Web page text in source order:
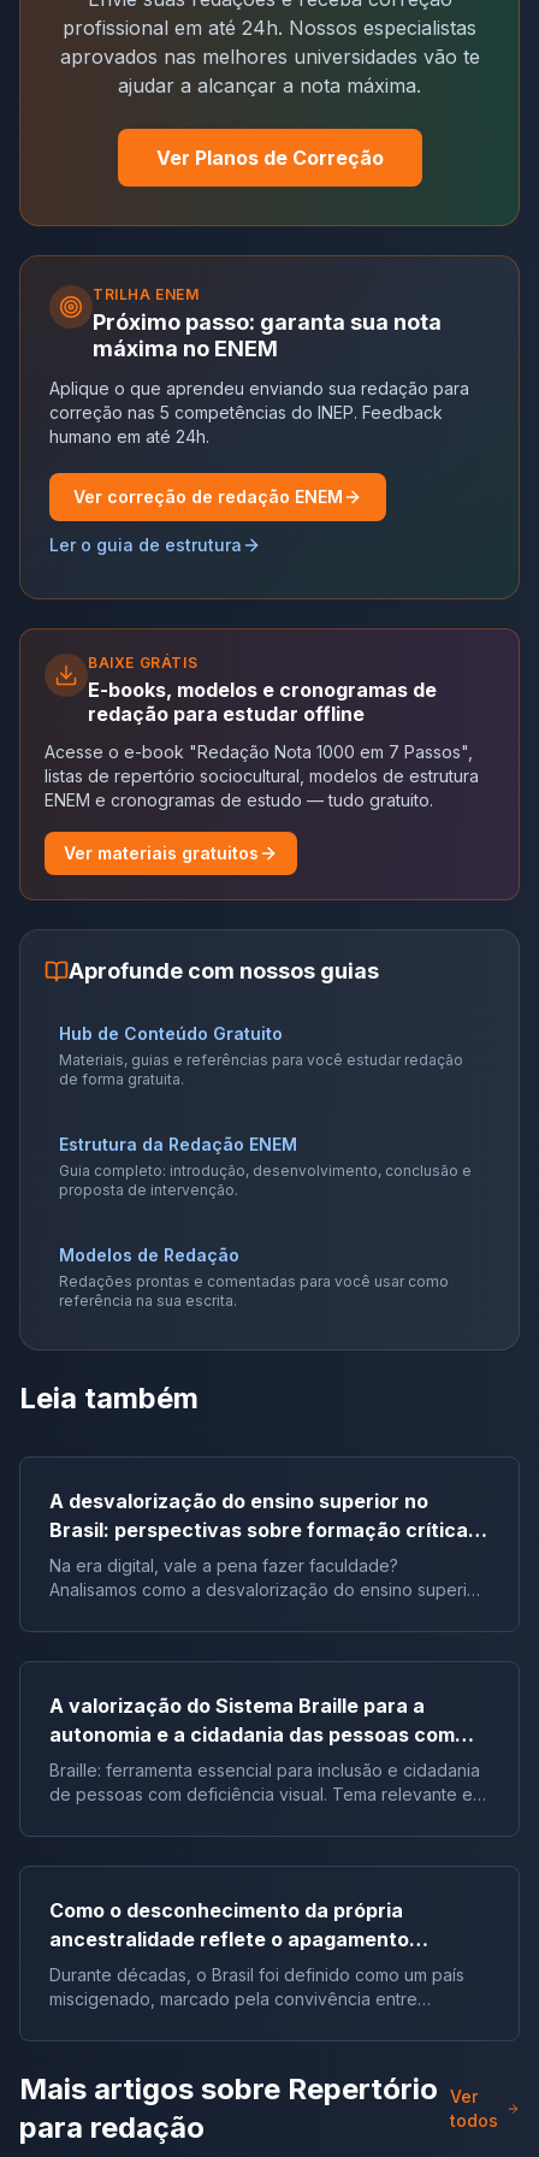
profissional em até 24h. Nossos especialistas
aprovados nas melhores universidades vão te
ajudar a alcançar a nota máxima.
Ver Planos de Correção
TRILHA ENEM
Próximo passo: garanta sua nota
máxima no ENEM
Aplique o que aprendeu enviando sua redação para
correção nas 5 competências do INEP. Feedback
humano em até 24h.
Ver correção de redação ENEM
Ler o guia de estrutura
BAIXE GRÁTIS
E-books, modelos e cronogramas de
redação para estudar offline
Acesse o e-book "Redação Nota 1000 em 7 Passos",
listas de repertório sociocultural, modelos de estrutura
ENEM e cronogramas de estudo — tudo gratuito.
Ver materiais gratuitos
Aprofunde com nossos guias
Hub de Conteúdo Gratuito
Materiais, guias e referências para você estudar redação
de forma gratuita.
Estrutura da Redação ENEM
Guia completo: introdução, desenvolvimento, conclusão e
proposta de intervenção.
Modelos de Redação
Redações prontas e comentadas para você usar como
referência na sua escrita.
Leia também
A desvalorização do ensino superior no
Brasil: perspectivas sobre formação crítica e
influência digital |Tema de redação
Na era digital, vale a pena fazer faculdade?
Analisamos como a desvalorização do ensino superior
Brasil.
A valorização do Sistema Braille para a
autonomia e a cidadania das pessoas com
deficiência visual no Brasil |Tema de redação
Braille: ferramenta essencial para inclusão e cidadania
de pessoas com deficiência visual. Tema relevante em
Como o desconhecimento da própria
ancestralidade reflete o apagamento
histórico da miscigenação no Brasil | Tema de
redação
Durante décadas, o Brasil foi definido como um país
miscigenado, marcado pela convivência entre
diversidade amplamente reconhecida no discurso
desconhece sua própria ancestralidade. Esse
distanciamento entre a realidade genética e a memória
histórica revela um processo profundo de apagamento
Mais artigos sobre Repertório
para redação
Ver
todos